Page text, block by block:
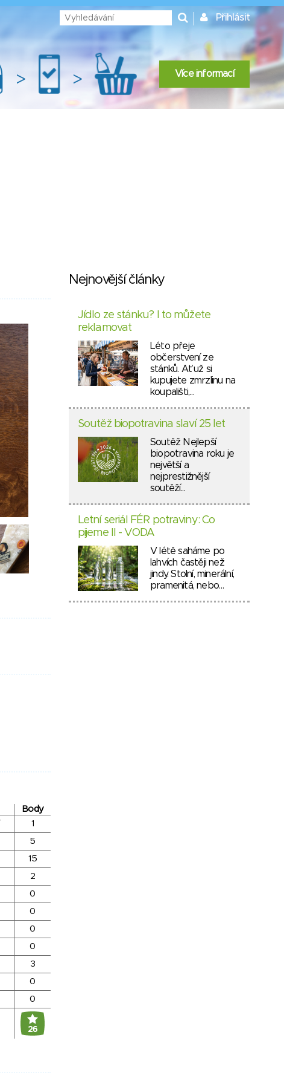
Přihlásit
> > Více informací
Body
1
5
15
2
0
0
0
0
3
0
0
26
Nejnovější články
Jídlo ze stánku? I to můžete
reklamovat
Léto přeje
občerstvení ze
stánků. Ať už si
kupujete zmrzlinu na
koupališti,…
Soutěž biopotravina slaví 25 let
Soutěž Nejlepší
biopotravina roku je
největší a
nejprestižnější
soutěží…
Letní seriál FÉR potraviny: Co
pijeme II - VODA
V létě saháme po
lahvích častěji než
jindy. Stolní, minerální,
pramenitá, nebo…